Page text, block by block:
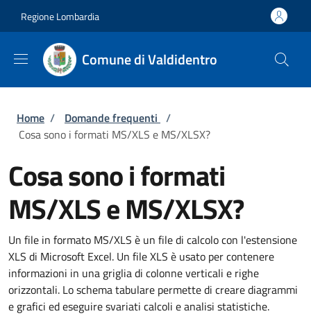
Regione Lombardia
Comune di Valdidentro
Briciole di pane
Home / Domande frequenti /
Cosa sono i formati MS/XLS e MS/XLSX?
Cosa sono i formati
MS/XLS e MS/XLSX?
Un file in formato MS/XLS è un file di calcolo con l'estensione
XLS di Microsoft Excel. Un file XLS è usato per contenere
informazioni in una griglia di colonne verticali e righe
orizzontali. Lo schema tabulare permette di creare diagrammi
e grafici ed eseguire svariati calcoli e analisi statistiche.